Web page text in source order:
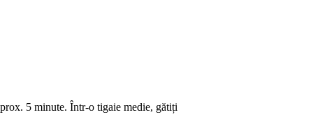
5 minute. Într-o tigaie medie, gătiți